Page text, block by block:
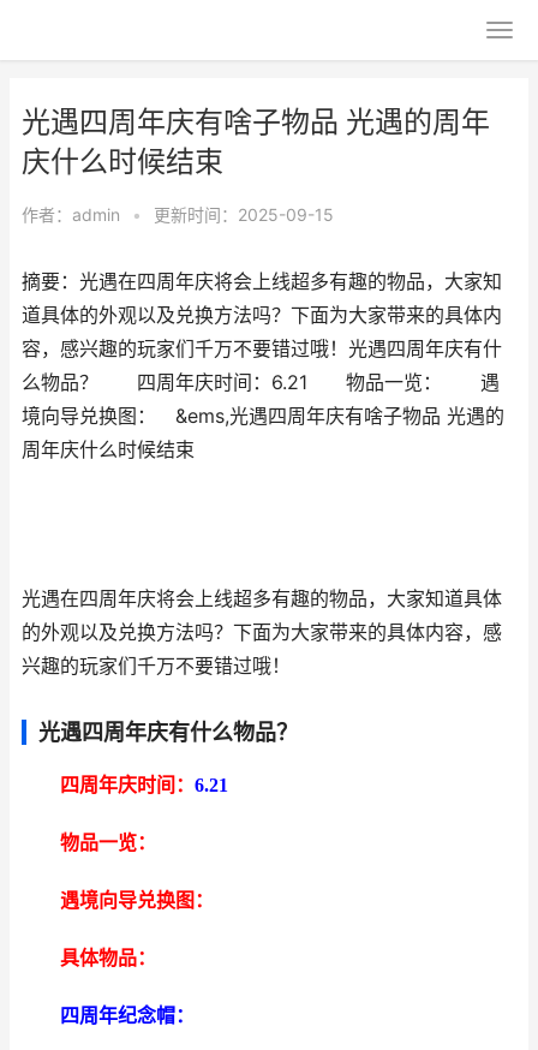
光遇四周年庆有啥子物品 光遇的周年
庆什么时候结束
作者： admin • 更新时间：2025-09-15
摘要：光遇在四周年庆将会上线超多有趣的物品，大家知
道具体的外观以及兑换方法吗？下面为大家带来的具体内
容，感兴趣的玩家们千万不要错过哦！光遇四周年庆有什
么物品？ 四周年庆时间：6.21 物品一览： 遇
境向导兑换图： &ems,光遇四周年庆有啥子物品 光遇的
周年庆什么时候结束
光遇在四周年庆将会上线超多有趣的物品，大家知道具体
的外观以及兑换方法吗？下面为大家带来的具体内容，感
兴趣的玩家们千万不要错过哦！
光遇四周年庆有什么物品？
四周年庆时间： 6.21
物品一览：
遇境向导兑换图：
具体物品：
四周年纪念帽：